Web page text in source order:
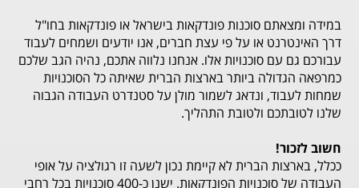
במידה ומצאתם סוכנות פונדקאות בישראל או פונדקאות בחו"ל
דרך האינטרנט או על פי עצת חברים, אנו יודעים ושמחים לעבוד
עבורכם גם עם סוכנויות אלו. אנחנו נלווה אתכם, נהיה הגב שלכם
כמרפאה הגדולה ביותר בארצות הברית שאיתה כל הסוכנויות
שמחות לעבוד, ונדאג לשמור מולן על סטנדרט העבודה הגבוה
שלנו לטובתכם ולטובת התהליך.
חשוב לזכור!
ככלל, בארצות הברית לא קיימת נכון לשעה זו רגולציה על אופי
העבודה של סוכנויות הפונדקאות. ישנן כ-400 סוכנויות בכל רחבי